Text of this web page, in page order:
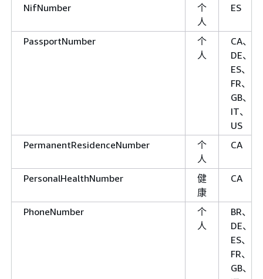
NifNumber
个
人
ES
PassportNumber
个
人
CA、
DE、
ES、
FR、
GB、
IT、
US
PermanentResidenceNumber
个
人
CA
PersonalHealthNumber
健
康
CA
PhoneNumber
个
人
BR、
DE、
ES、
FR、
GB、